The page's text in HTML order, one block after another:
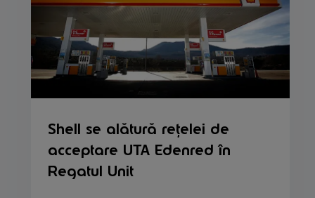
Shell se alătură rețelei de
acceptare UTA Edenred în
Regatul Unit